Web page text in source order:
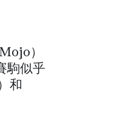
）
駒似乎
和